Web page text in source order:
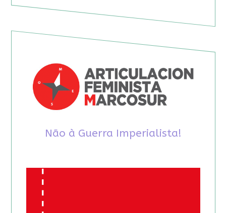
Não à Guerra Imperialista!